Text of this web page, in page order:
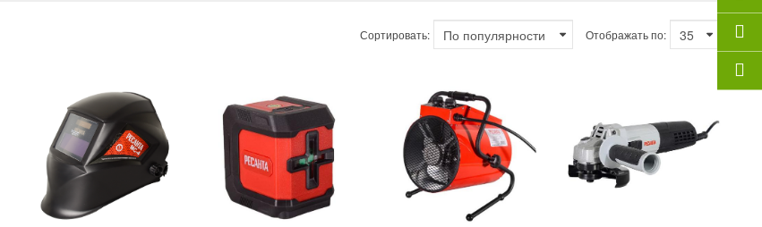
Сортировать: Отображать по: